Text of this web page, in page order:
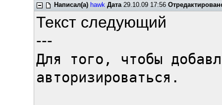
Написал(а) hawk Дата29.10.09 17:56
Текст следующий
---
Для того, чтобы
авторизироваться.